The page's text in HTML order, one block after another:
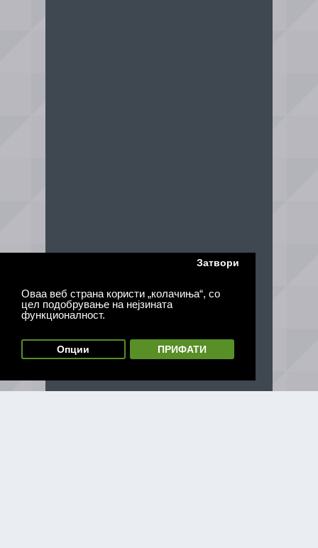
Оваа веб страна користи „колачиња“, со
цел подобрување на нејзината
функционалност.
Затвори
Опции ПРИФАТИ